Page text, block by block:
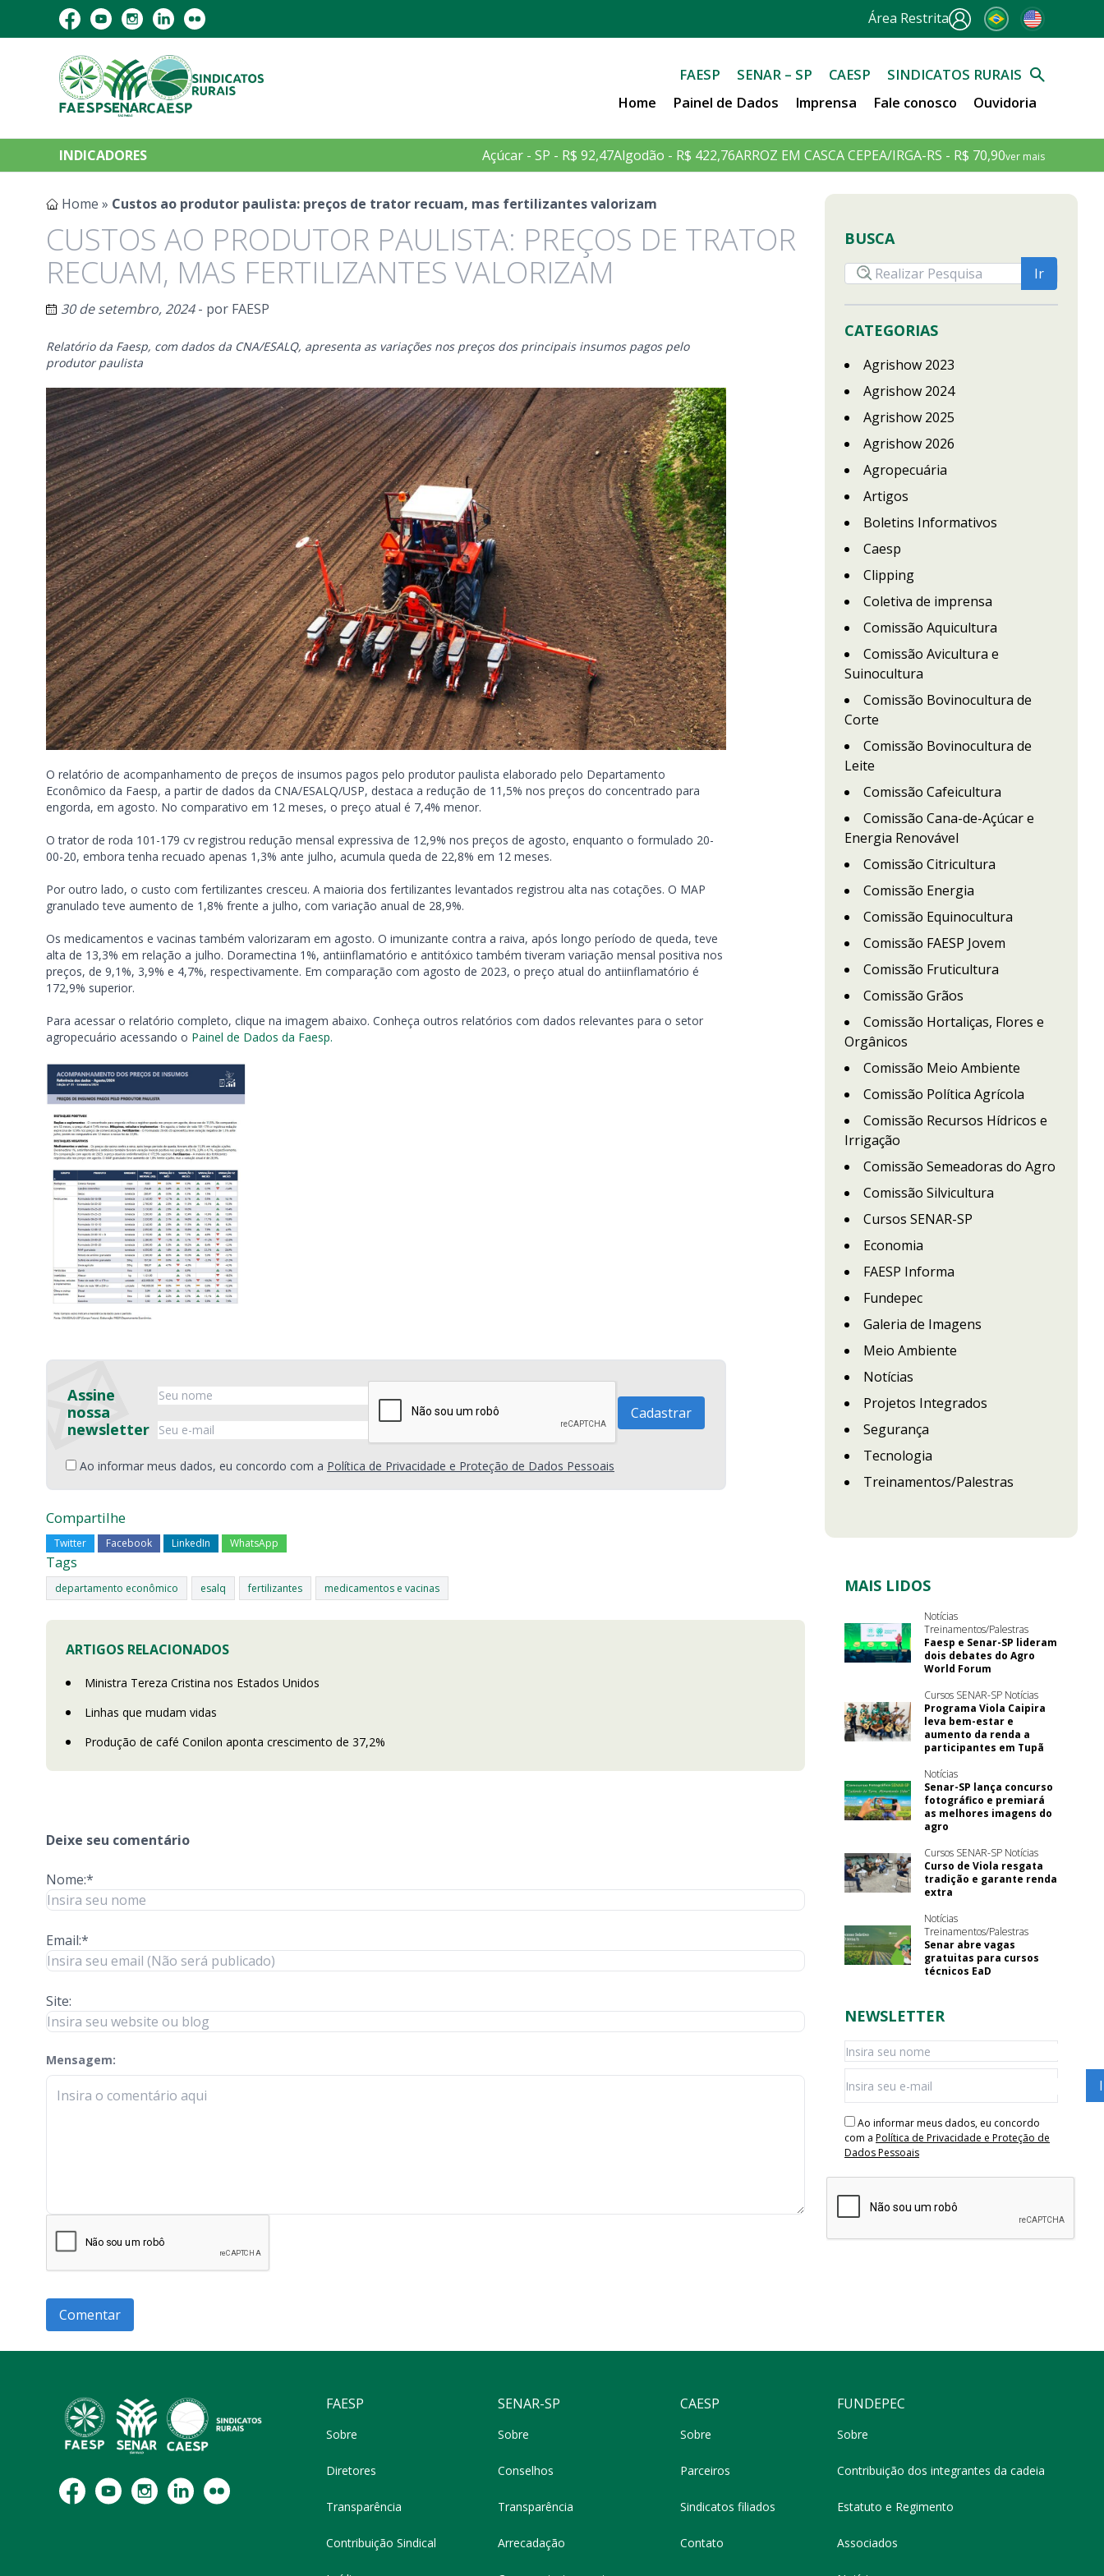
Área Restrita
FAESP SENAR – SP CAESP
SINDICATOS RURAIS
Home
Painel de Dados Imprensa Fale conosco Ouvidoria
INDICADORES Açúcar - SP - R$ 92,47Algodão - R$ 422,76ARROZ EM CASCA CEPEA/IRGA-RS - R$ 70,90ver mais
Home » Custos ao produtor paulista: preços de trator recuam, mas fertilizantes valorizam
CUSTOS AO PRODUTOR PAULISTA: PREÇOS DE TRATOR
RECUAM, MAS FERTILIZANTES VALORIZAM
30 de setembro, 2024- por FAESP
Relatório da Faesp, com dados da CNA/ESALQ, apresenta as variações nos preços dos principais insumos pagos pelo
produtor paulista
O relatório de acompanhamento de preços de insumos pagos pelo produtor paulista elaborado pelo Departamento
Econômico da Faesp, a partir de dados da CNA/ESALQ/USP, destaca a redução de 11,5% nos preços do concentrado para
engorda, em agosto. No comparativo em 12 meses, o preço atual é 7,4% menor.
O trator de roda 101-179 cv registrou redução mensal expressiva de 12,9% nos preços de agosto, enquanto o formulado 20-
00-20, embora tenha recuado apenas 1,3% ante julho, acumula queda de 22,8% em 12 meses.
Por outro lado, o custo com fertilizantes cresceu. A maioria dos fertilizantes levantados registrou alta nas cotações. O MAP
granulado teve aumento de 1,8% frente a julho, com variação anual de 28,9%.
Os medicamentos e vacinas também valorizaram em agosto. O imunizante contra a raiva, após longo período de queda, teve
alta de 13,3% em relação a julho. Doramectina 1%, antiinflamatório e antitóxico também tiveram variação mensal positiva nos
preços, de 9,1%, 3,9% e 4,7%, respectivamente. Em comparação com agosto de 2023, o preço atual do antiinflamatório é
172,9% superior.
Para acessar o relatório completo, clique na imagem abaixo. Conheça outros relatórios com dados relevantes para o setor
agropecuário acessando o Painel de Dados da Faesp.
Assine
nossa
newsletter
Ao informar meus dados, eu concordo com a Política de Privacidade e Proteção de Dados Pessoais
Compartilhe
Twitter Facebook LinkedIn WhatsApp
Tags
departamento econômico esalq fertilizantes medicamentos e vacinas
ARTIGOS RELACIONADOS
Ministra Tereza Cristina nos Estados Unidos
Linhas que mudam vidas
Produção de café Conilon aponta crescimento de 37,2%
Deixe seu comentário
Nome:*
Email:*
Site:
Mensagem:
check-terms
BUSCA
CATEGORIAS
Agrishow 2023
Agrishow 2024
Agrishow 2025
Agrishow 2026
Agropecuária
Artigos
Boletins Informativos
Caesp
Clipping
Coletiva de imprensa
Comissão Aquicultura
Comissão Avicultura e
Suinocultura
Comissão Bovinocultura de
Corte
Comissão Bovinocultura de
Leite
Comissão Cafeicultura
Comissão Cana-de-Açúcar e
Energia Renovável
Comissão Citricultura
Comissão Energia
Comissão Equinocultura
Comissão FAESP Jovem
Comissão Fruticultura
Comissão Grãos
Comissão Hortaliças, Flores e
Orgânicos
Comissão Meio Ambiente
Comissão Política Agrícola
Comissão Recursos Hídricos e
Irrigação
Comissão Semeadoras do Agro
Comissão Silvicultura
Cursos SENAR-SP
Economia
FAESP Informa
Fundepec
Galeria de Imagens
Meio Ambiente
Notícias
Projetos Integrados
Segurança
Tecnologia
Treinamentos/Palestras
MAIS LIDOS
Notícias
Treinamentos/Palestras
Faesp e Senar-SP lideram
dois debates do Agro
World Forum
Cursos SENAR-SP Notícias
Programa Viola Caipira
leva bem-estar e
aumento da renda a
participantes em Tupã
Notícias
Senar-SP lança concurso
fotográfico e premiará
as melhores imagens do
agro
Cursos SENAR-SP Notícias
Curso de Viola resgata
tradição e garante renda
extra
Notícias
Treinamentos/Palestras
Senar abre vagas
gratuitas para cursos
técnicos EaD
NEWSLETTER
Ao informar meus dados, eu concordo
com a Política de Privacidade e Proteção de
Dados Pessoais
FAESP
Sobre
Diretores
Transparência
Contribuição Sindical
SENAR-SP
Sobre
Conselhos
Transparência
Arrecadação
CAESP
Sobre
Parceiros
Sindicatos filiados
Contato
FUNDEPEC
Sobre
Contribuição dos integrantes da cadeia
Estatuto e Regimento
Associados